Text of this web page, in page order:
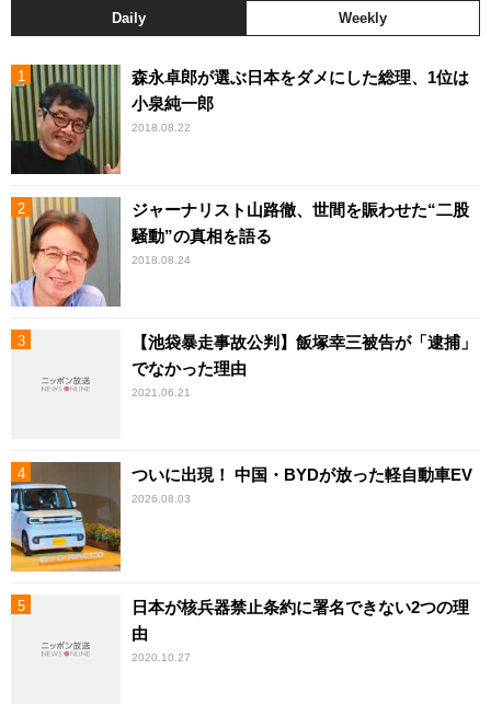
Daily Weekly
森永卓郎が選ぶ日本をダメにした総理、1位は
小泉純一郎
2018.08.22
ジャーナリスト山路徹、世間を賑わせた“二股
騒動”の真相を語る
2018.08.24
【池袋暴走事故公判】飯塚幸三被告が「逮捕」
でなかった理由
2021.06.21
ついに出現！ 中国・BYDが放った軽自動車EV
2026.08.03
日本が核兵器禁止条約に署名できない2つの理
由
2020.10.27